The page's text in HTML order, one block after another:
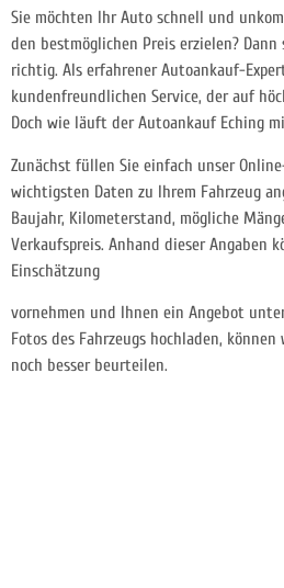
Sie möchten Ihr Auto schnell und
den bestmöglichen Preis erzielen?
richtig. Als erfahrener Autoankauf-
kundenfreundlichen Service, der auf
Doch wie läuft der Autoankauf Eching
Zunächst füllen Sie einfach unser
wichtigsten Daten zu Ihrem Fahrzeug
Baujahr, Kilometerstand, mögliche
Verkaufspreis. Anhand dieser Angaben
Einschätzung
vornehmen und Ihnen ein Angebot
Fotos des Fahrzeugs hochladen,
noch besser beurteilen.